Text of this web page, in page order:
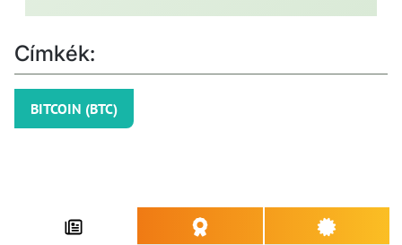
Címkék:
BITCOIN (BTC)